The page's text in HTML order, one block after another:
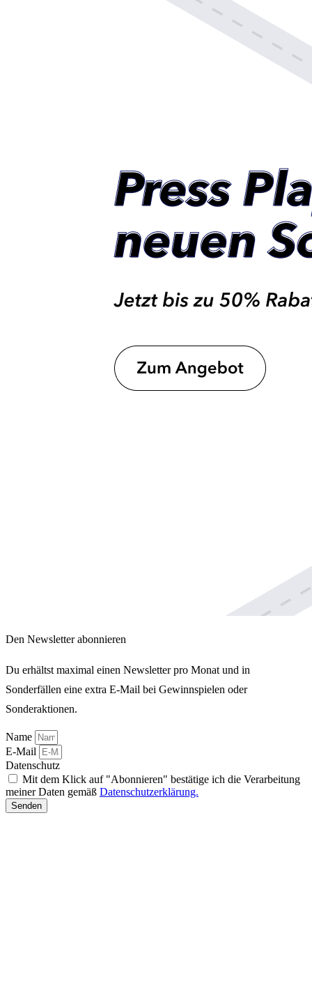
Den Newsletter abonnieren
Du erhältst maximal einen Newsletter pro Monat und in
Sonderfällen eine extra E-Mail bei Gewinnspielen oder
Sonderaktionen.
Name
E-Mail
Datenschutz
Mit dem Klick auf "Abonnieren" bestätige ich die Verarbeitung
meiner Daten gemäß Datenschutzerklärung.
Senden